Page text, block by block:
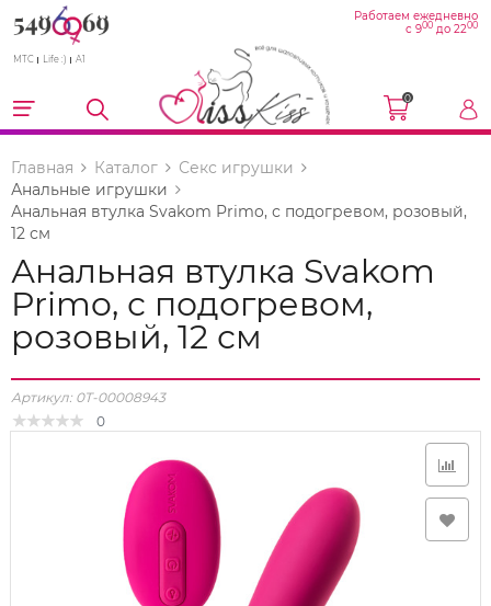
МТС Life :) A1
Работаем ежедневно
с 900 до 2200
0
Главная Каталог
Секс игрушки
Анальные игрушки
Анальная втулка Svakom Primo, с подогревом, розовый,
12 см
Анальная втулка Svakom
Primo, с подогревом,
розовый, 12 см
Артикул: 0T-00008943
0